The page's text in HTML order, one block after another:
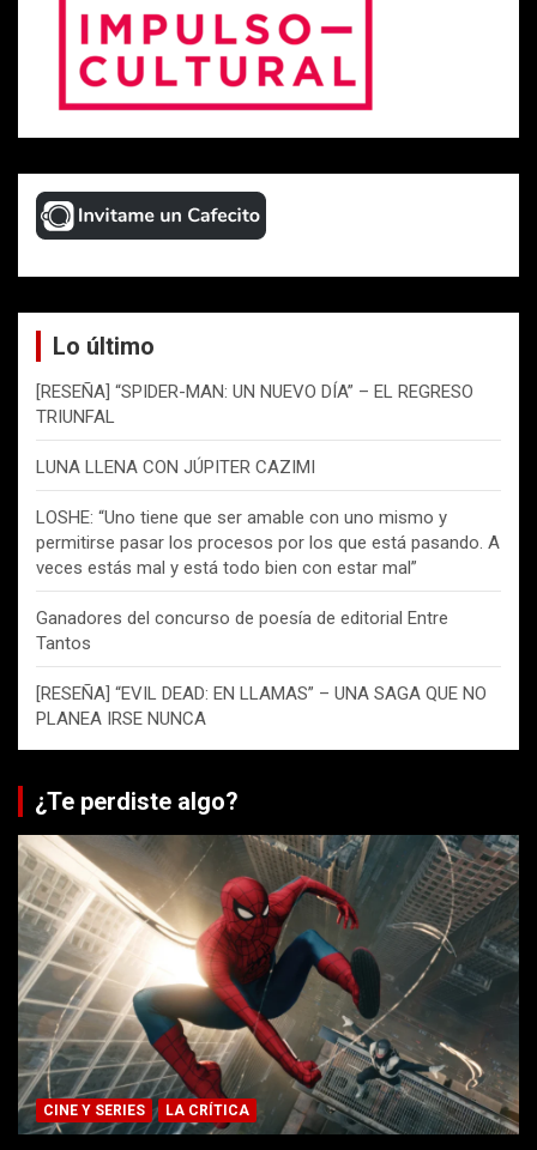
Lo último
[RESEÑA] “SPIDER-MAN: UN NUEVO DÍA” – EL REGRESO
TRIUNFAL
LUNA LLENA CON JÚPITER CAZIMI
LOSHE: “Uno tiene que ser amable con uno mismo y
permitirse pasar los procesos por los que está pasando. A
veces estás mal y está todo bien con estar mal”
Ganadores del concurso de poesía de editorial Entre
Tantos
[RESEÑA] “EVIL DEAD: EN LLAMAS” – UNA SAGA QUE NO
PLANEA IRSE NUNCA
¿Te perdiste algo?
CINE Y SERIES LA CRÍTICA